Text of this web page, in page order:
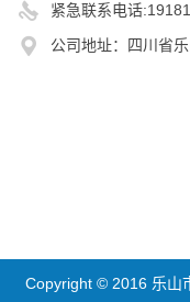
紧急联系电话
公司地址：四川省
Copyright © 2016 乐山